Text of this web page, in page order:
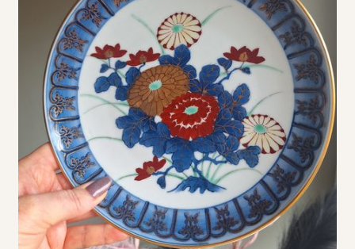
Vintage boeken en strips
Kerst